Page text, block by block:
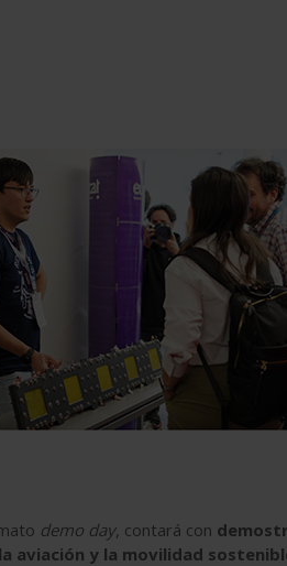
demo day, contará con
aviación y la movilidad